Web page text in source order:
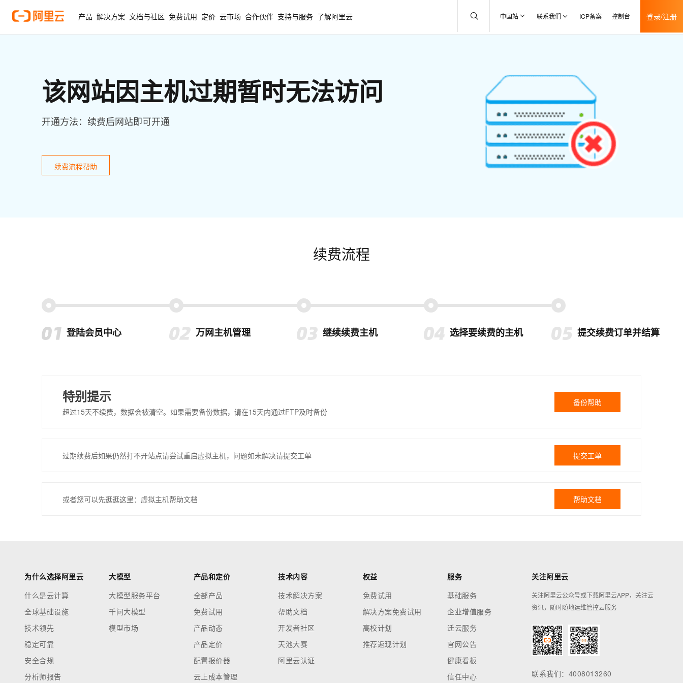
产品 解决方案 文档与社区 免费试用 定价 云市场 合作伙伴 支持与服务 了解阿里云 中国站 联系我们 ICP备案 控制台 登录/注册
该网站因主机过期暂时无法访问
开通方法：续费后网站即可开通
续费流程帮助
续费流程
登陆会员中心 万网主机管理 继续续费主机 选择要续费的主机 提交续费订单并结算
特别提示
超过15天不续费，数据会被清空。如果需要备份数据，请在15天内通过FTP及时备份
备份帮助
过期续费后如果仍然打不开站点请尝试重启虚拟主机，问题如未解决请提交工单 提交工单
或者您可以先逛逛这里：虚拟主机帮助文档 帮助文档